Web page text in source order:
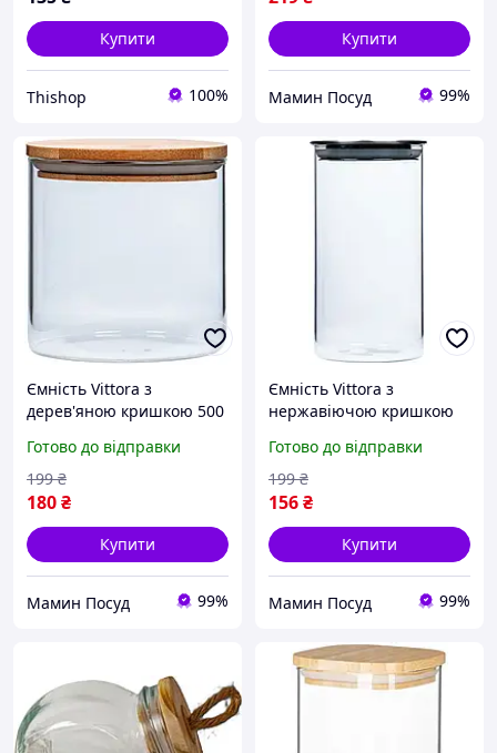
Купити
Thishop 100%
Купити
Мамин Посуд 99%
Ємність Vittora з
дерев'яною кришкою 500
Готово до відправки
180₴
199 ₴
Купити
Мамин Посуд 99%
Ємність Vittora з
нержавіючою кришкою
Готово до відправки
156₴
199 ₴
Купити
Мамин Посуд 99%